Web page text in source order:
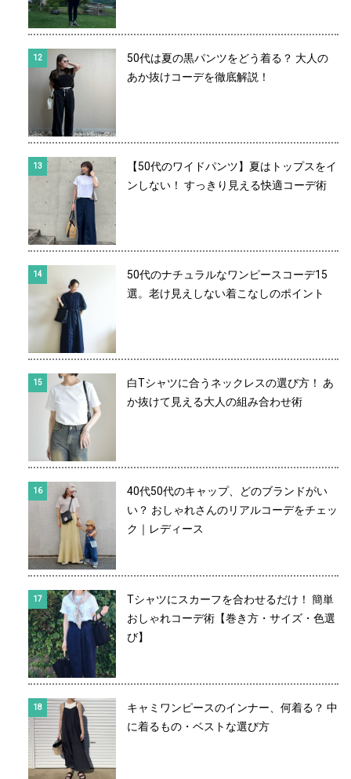
50代は夏の黒パンツをどう着る？ 大人の
あか抜けコーデを徹底解説！
【50代のワイドパンツ】夏はトップスをイ
ンしない！ すっきり見える快適コーデ術
50代のナチュラルなワンピースコーデ15
選。老け見えしない着こなしのポイント
白Tシャツに合うネックレスの選び方！ あ
か抜けて見える大人の組み合わせ術
40代50代のキャップ、どのブランドがい
い？ おしゃれさんのリアルコーデをチェッ
ク｜レディース
Tシャツにスカーフを合わせるだけ！ 簡単
おしゃれコーデ術【巻き方・サイズ・色選
び】
キャミワンピースのインナー、何着る？ 中
に着るもの・ベストな選び方